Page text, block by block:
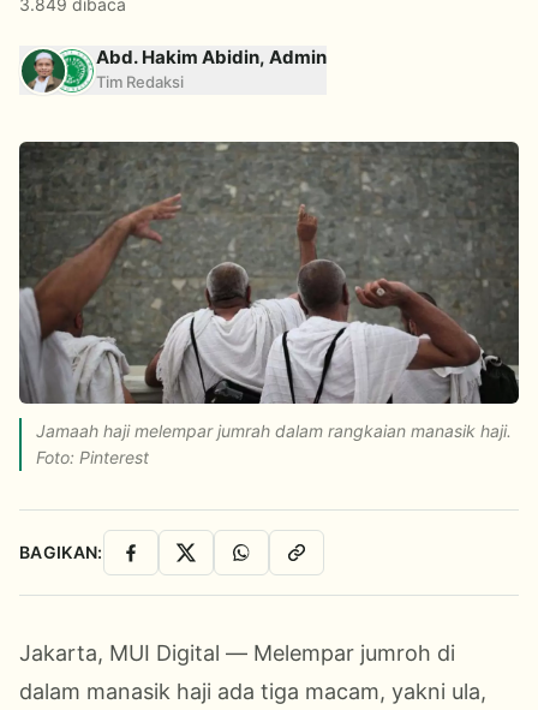
3.849 dibaca
Abd. Hakim Abidin, Admin
Tim Redaksi
Jamaah haji melempar jumrah dalam rangkaian manasik haji.
Foto: Pinterest
BAGIKAN: Facebook
X WhatsAppSalin Link
Jakarta, MUI Digital — Melempar jumroh di
dalam manasik haji ada tiga macam, yakni ula,